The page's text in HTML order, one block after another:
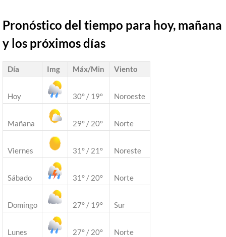
Pronóstico del tiempo para hoy, mañana
y los próximos días
Día Img Máx/Min Viento
Hoy 30° / 19° Noroeste
Mañana 29° / 20° Norte
Viernes 31° / 21° Noreste
Sábado 31° / 20° Norte
Domingo 27° / 19° Sur
Lunes 27° / 20° Norte